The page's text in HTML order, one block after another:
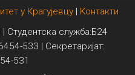
у Крагујевцу| Контакти
Студентска служба:Б24
533 | Секретаријат:
531